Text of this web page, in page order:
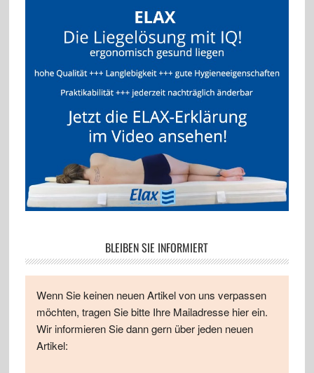
BLEIBEN SIE INFORMIERT
Wenn Sie keinen neuen Artikel von uns verpassen
möchten, tragen Sie bitte Ihre Mailadresse hier ein.
Wir informieren Sie dann gern über jeden neuen
Artikel: